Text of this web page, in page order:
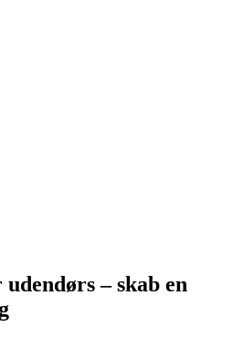
– skab en